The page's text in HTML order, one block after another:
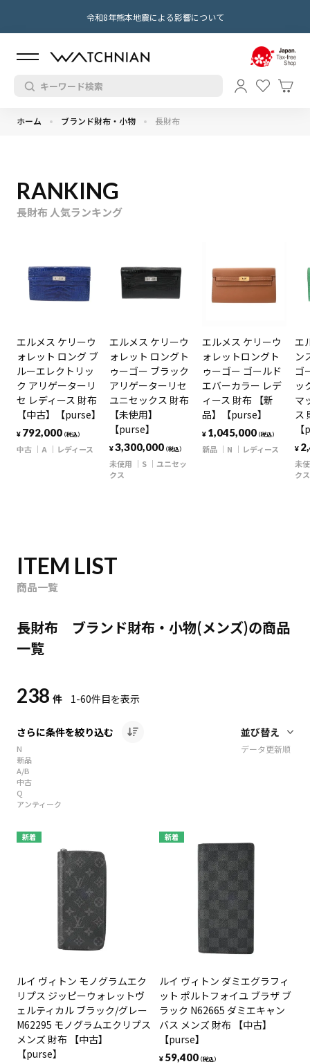
令和8年熊本地震による影響について
ホーム ブランド財布・小物 長財布
RANKING
長財布 人気ランキング
エルメス ケリーウ
ォレット ロング ブ
ルーエレクトリッ
ク アリゲーターリ
セ レディース 財布
【中古】【purse】
¥ 792,000（税込）
中古 A レディース
エルメス ケリーウ
ォレット ロングト
ゥーゴー ブラック
アリゲーターリセ
ユニセックス 財布
【未使用】
【purse】
¥3,300,000（税込）
未使用 S
ユニセッ
クス
エルメス ケリーウ
ォレットロングト
ゥーゴー ゴールド
エバーカラー レデ
ィース 財布 【新
品】【purse】
¥ 1,045,000（税込）
新品 N レディース
エ
ン
ゴ
ッ
マ
ス
¥
未
クス
ITEM LIST
商品一覧
長財布 ブランド財布・小物(メンズ)の商品
一覧
238 件 1-60件目を表示
さらに条件を絞り込む
N
新品
A/B
中古
Q
アンティーク
データ更新順
新着
ルイ ヴィトン モノグラムエク
リプス ジッピーウォレットヴ
ェルティカル ブラック/グレー
M62295 モノグラムエクリプス
メンズ 財布 【中古】
【purse】
新着
ルイ ヴィトン ダミエグラフィ
ット ポルトフォイユ ブラザ ブ
ラック N62665 ダミエキャン
バス メンズ 財布 【中古】
【purse】
¥ 59,400（税込）